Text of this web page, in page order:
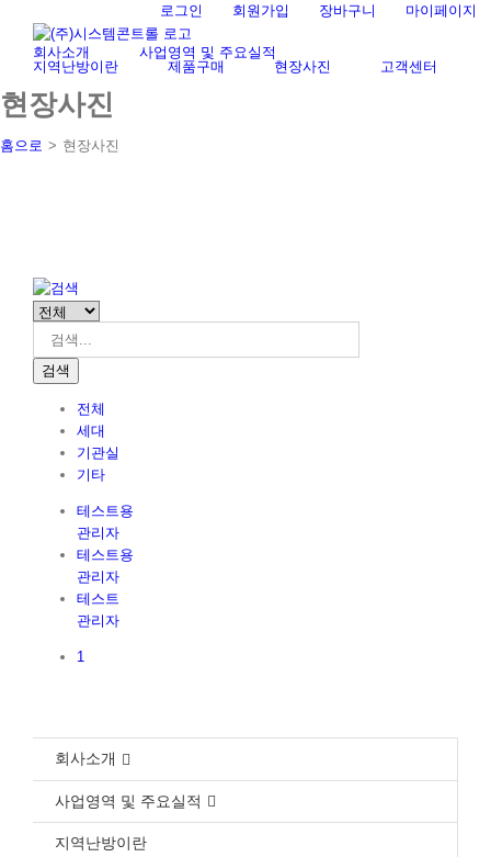
content
로그인 회원가입 장바구니 마이페이지
색
...
회사소개
사업영역 및 주요실적
지역난방이란
제품구매 현장사진 고객센터
현장사진
홈으로 > 현장사진
검색
전체
세대
기관실
기타
테스트용
관리자
테스트용
관리자
테스트
관리자
1
회사소개
사업영역 및 주요실적
지역난방이란